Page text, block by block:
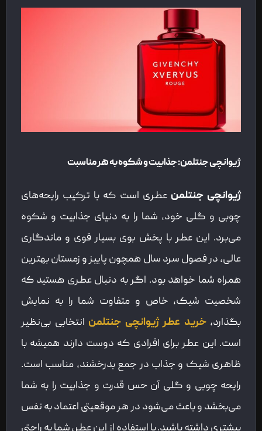
ژیوانچی جنتلمن: جذابیت و شکوه به هر مناسبت
ژیوانچی جنتلمن عطری است که با ترکیب رایحه‌های
چوبی و گلی خود، شما را به دنیای جذابیت و شکوه
می‌برد. این عطر با پخش بوی بسیار قوی و ماندگاری
عالی، در فصول سرد سال همچون پاییز و زمستان بهترین
همراه شما خواهد بود. اگر به دنبال عطری هستید که
شخصیت شیک، خاص و متفاوت شما را به نمایش
بگذارد،خرید عطر ژیوانچی جنتلمن انتخابی بی‌نظیر
است. این عطر برای افرادی که دوست دارند همیشه با
ظاهری شیک و جذاب در جمع بدرخشند، مناسب است.
رایحه چوبی و گلی آن حس قدرت و جذابیت را به شما
می‌بخشد و باعث می‌شود در هر موقعیتی اعتماد به نفس